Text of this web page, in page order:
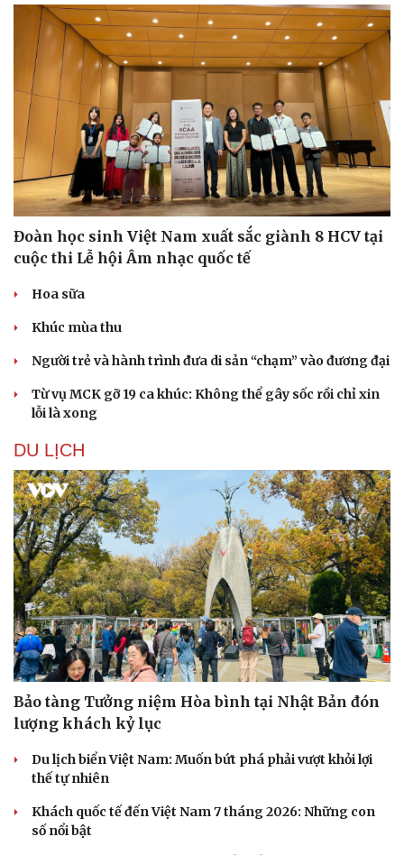
Sức khỏe
Dinh dưỡng - món ngon
Cây thuốc
Nhi khoa
Làm đẹp - giảm cân
Phòng mạch online
Ăn sạch sống khỏe
Đời sống
Nhà đẹp
Đoàn học sinh Việt Nam xuất sắc giành 8 HCV tại
cuộc thi Lễ hội Âm nhạc quốc tế
Hoa sữa
Khúc mùa thu
Người trẻ và hành trình đưa di sản “chạm” vào đương đại
Từ vụ MCK gỡ 19 ca khúc: Không thể gây sốc rồi chỉ xin
lỗi là xong
DU LỊCH
Bảo tàng Tưởng niệm Hòa bình tại Nhật Bản đón
lượng khách kỷ lục
Du lịch biển Việt Nam: Muốn bứt phá phải vượt khỏi lợi
thế tự nhiên
Khách quốc tế đến Việt Nam 7 tháng 2026: Những con
số nổi bật